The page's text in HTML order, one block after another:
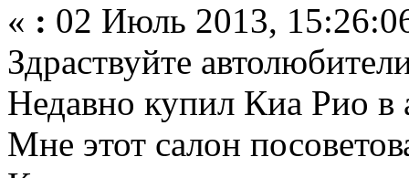
« : 02 Июль 2013,
Здраствуйте
Недавно купил Киа Рио в
Мне этот салон